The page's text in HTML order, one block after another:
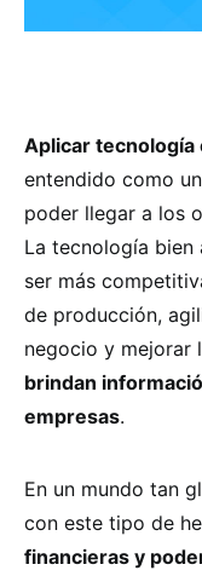
Aplicar tecnología
entendido como
poder llegar a los
La tecnología bien
ser más
de producción,
negocio y mejorar
brindan
empresas.
En un mundo tan
con este tipo de
financieras y